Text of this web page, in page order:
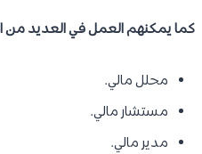
كما يمكنهم العمل في العديد من
محلل مالي.
مستشار مالي.
مدير مالي.